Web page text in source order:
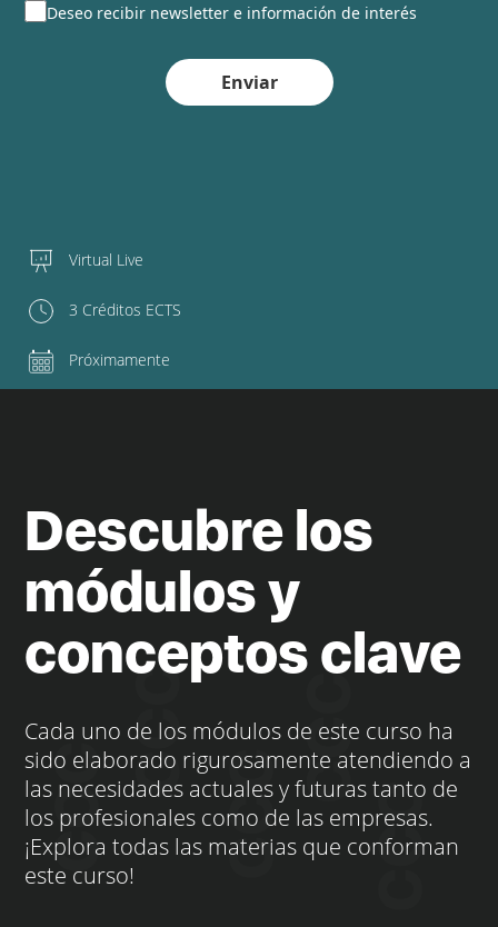
Deseo recibir newsletter e información de interés
Enviar
Virtual Live
3 Créditos ECTS
Próximamente
Descubre los
módulos y
conceptos clave
Cada uno de los módulos de este curso ha
sido elaborado rigurosamente atendiendo a
las necesidades actuales y futuras tanto de
los profesionales como de las empresas.
¡Explora todas las materias que conforman
este curso!